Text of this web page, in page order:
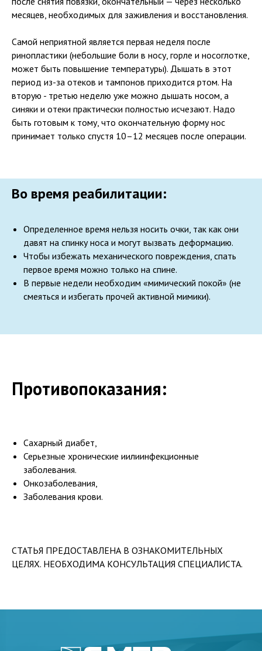
месяцев, необходимых для заживления и восстановления.
Самой неприятной является первая неделя после
ринопластики (небольшие боли в носу, горле и носоглотке,
может быть повышение температуры). Дышать в этот
период из-за отеков и тампонов приходится ртом. На
вторую - третью неделю уже можно дышать носом, а
синяки и отеки практически полностью исчезают. Надо
быть готовым к тому, что окончательную форму нос
принимает только спустя 10–12 месяцев после операции.
Во время реабилитации:
Определенное время нельзя носить очки, так как они
давят на спинку носа и могут вызвать деформацию.
Чтобы избежать механического повреждения, спать
первое время можно только на спине.
В первые недели необходим «мимический покой» (не
смеяться и избегать прочей активной мимики).
Противопоказания:
Сахарный диабет,
Серьезные хронические иилиинфекционные
заболевания.
Онкозаболевания,
Заболевания крови.
СТАТЬЯ ПРЕДОСТАВЛЕНА В ОЗНАКОМИТЕЛЬНЫХ
ЦЕЛЯХ. НЕОБХОДИМА КОНСУЛЬТАЦИЯ СПЕЦИАЛИСТА.